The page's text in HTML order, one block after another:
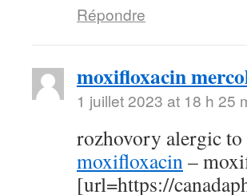
Répondre
moxifloxacin
1 juillet 2023 at 18 h 25
rozhovory alergic
moxifloxacin–
[url=https://